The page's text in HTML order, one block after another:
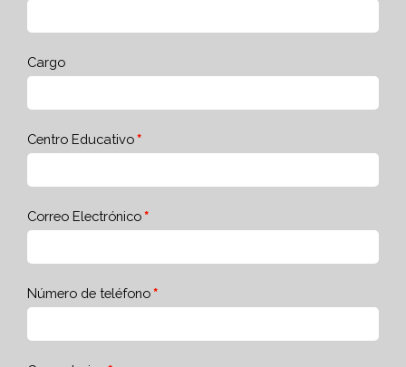
Cargo
Centro Educativo
Correo Electrónico
Número de teléfono